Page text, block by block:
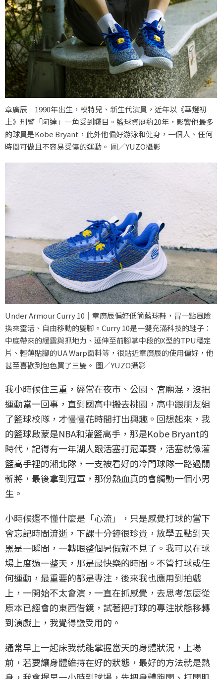
章廣辰｜1990年出生，模特兒、新生代演員，近年以《華燈初
上》刑警「阿達」一角受到矚目。籃球資歷約20年，影響他最多
的球員是Kobe Bryant，此外他偏好游泳和健身，一個人、任何
時間可做且不容易受傷的運動。 圖／YUZO攝影
Under Armour Curry 10｜章廣辰偏好低筒藍球鞋，冒一點風險
換來靈活、自由移動的雙腳。Curry 10是一雙充滿科技的鞋子：
中底帶來的緩震與抓地力、延伸至前腳掌中段的X型的TPU穩定
片、輕薄貼腳的UA Warp面料等，很貼近章廣辰的使用偏好，他
甚至喜歡到包色買了三雙。 圖／YUZO攝影
我小時候住三重，經常在夜市、公園、宮廟混，沒把
運動當一回事，直到國高中搬去桃園，高中跟朋友組
了籃球校隊，才慢慢花時間打出興趣。回想起來，我
的籃球啟蒙是NBA和灌籃高手，那是Kobe Bryant的
時代，記得有一年湖人跟活塞打冠軍賽，活塞就像灌
籃高手裡的湘北隊，一支被看好的冷門球隊一路過關
斬將，最後拿到冠軍，那份熱血真的會觸動一個小男
生。
小時候還不懂什麼是「心流」，只是感覺打球的當下
會忘記時間流逝，下課十分鐘很珍貴，放學五點到天
黑是一瞬間，一轉眼整個暑假就不見了。我可以在球
場上度過一整天，那是最快樂的時間。不管打球或任
何運動，最重要的都是專注，後來我也應用到拍戲
上，一開始不太會演，一直在抓感覺，去思考怎麼從
原本已經會的東西借鏡，試著把打球的專注狀態移轉
到演戲上，我覺得蠻受用的。
通常早上一起床我就能掌握當天的身體狀況，上場
前，若要讓身體維持在好的狀態，最好的方法就是熱